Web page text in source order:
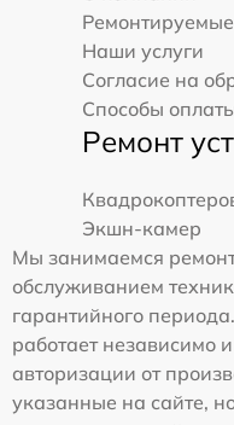
Наши услуги
Согласие на
Способы
Ремонт
Экшн-камер
Мы занимаемся
обслуживанием
гарантийного
работает независимо
авторизации от
указанные на сайте,